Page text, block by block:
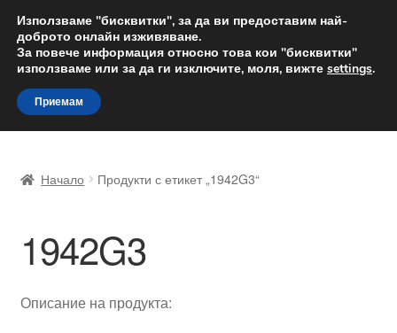
ДОСТАВКА от 12 лв.
Доставка по целия свят
Skip
to
navigation
Skip
to
content
Доставка по целия свят
Жалби
Начало Продукти с етикет „1942G3“
1942G3
Описание на продукта:
Използваме "бисквитки", за да ви предоставим най-
доброто онлайн изживяване.
За повече информация относно това кои "бисквитки"
използваме или за да ги изключите, моля, вижте settings.
Приемам